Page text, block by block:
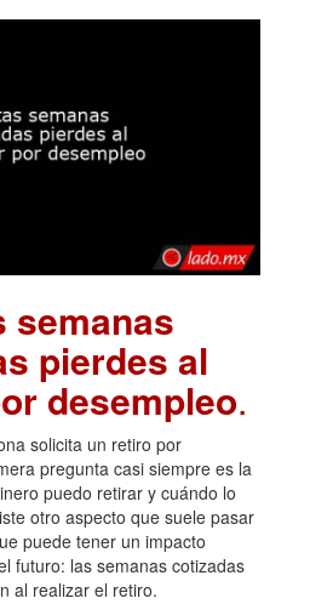
semanas
pierdes al
desempleo.
solicita un retiro por
pregunta casi siempre es la
puedo retirar y cuándo lo
otro aspecto que suele pasar
puede tener un impacto
futuro: las semanas cotizadas
al realizar el retiro.